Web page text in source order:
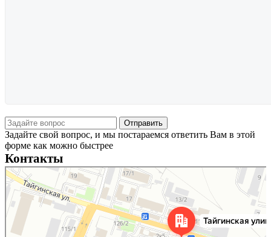
Задайте свой вопрос, и мы постараемся ответить Вам в этой
форме как можно быстрее
Контакты
Новосибирск
Тайгинская улица, 2 на карте Новосибирска — Яндекс Карты